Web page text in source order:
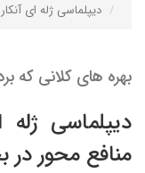
دیپلماسی ژله ای
بهره های کلانی که
دیپلماسی
منافع محور در